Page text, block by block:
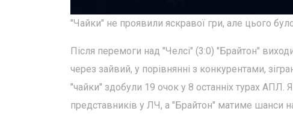
"Чайки" не проявили яскравої гри, але цього
Після перемоги над "Челсі" (3:0) "Брайтон"
через зайвий, у порівнянні з конкурентами,
"чайки" здобули 19 очок у 8 останніх турах
представників у ЛЧ, а "Брайтон" матиме шанси